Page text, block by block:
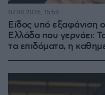
Είδος υπό εξαφάνιση
Ελλάδα που γερνάει:
τα επιδόματα, η
07.08.2026, 15:59